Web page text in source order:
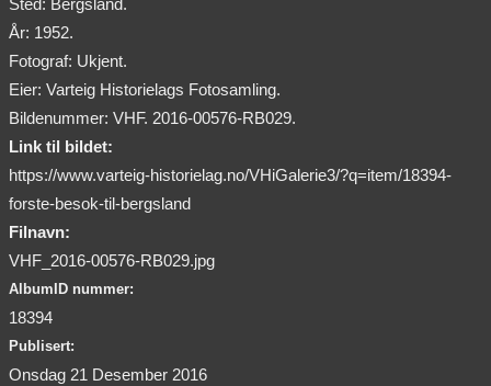
Sted: Bergsland.
År: 1952.
Fotograf: Ukjent.
Eier: Varteig Historielags Fotosamling.
Bildenummer: VHF. 2016-00576-RB029.
Link til bildet:
https://www.varteig-historielag.no/VHiGalerie3/?q=item/18394-
forste-besok-til-bergsland
Filnavn:
VHF_2016-00576-RB029.jpg
AlbumID nummer:
18394
Publisert:
Onsdag 21 Desember 2016